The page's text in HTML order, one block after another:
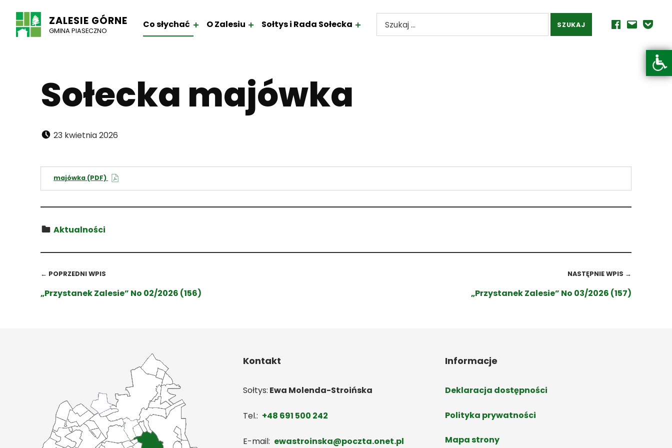
Otwórz pasek narzędzi
ZALESIE GÓRNE
GMINA PIASECZNO
Co słychać O Zalesiu Sołtys i Rada Sołecka Szukaj frazy:
Facebook
E-mailPowiadomienia
Sołecka majówka
Dodano:
23 kwietnia 2026
majówka (PDF)
Kategoria:
Aktualności
Nawigacja wpisu
← POPRZEDNI WPIS
„Przystanek Zalesie” No 02/2026 (156)
NASTĘPNIE WPIS →
„Przystanek Zalesie” No 03/2026 (157)
Kontakt
Sołtys: Ewa Molenda-Stroińska
Tel.: +48 691 500 242
E-mail: ewastroinska@poczta.onet.pl
Informacje
Deklaracja dostępności
Polityka prywatności
Mapa strony